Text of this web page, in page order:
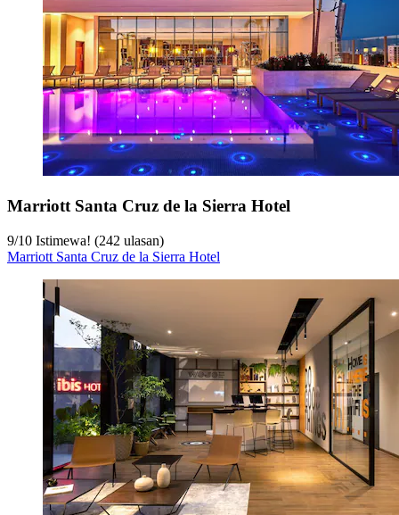
Marriott Santa Cruz de la Sierra Hotel
9/10 Istimewa! (242 ulasan)
Marriott Santa Cruz de la Sierra Hotel